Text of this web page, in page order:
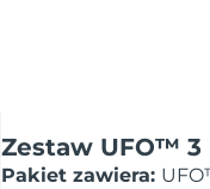
Zestaw UFO™ 3
Pakiet zawiera: